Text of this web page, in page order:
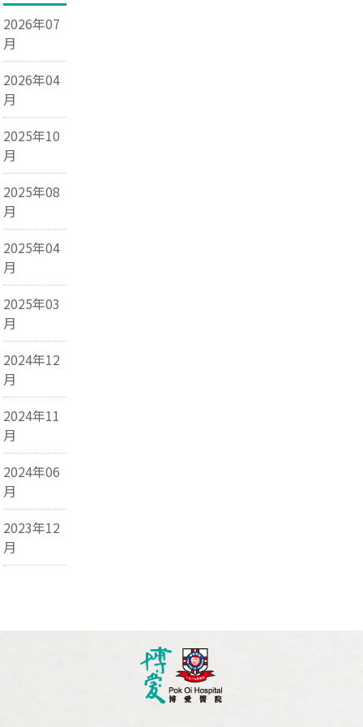
2026年07
月
2026年04
月
2025年10
月
2025年08
月
2025年04
月
2025年03
月
2024年12
月
2024年11
月
2024年06
月
2023年12
月